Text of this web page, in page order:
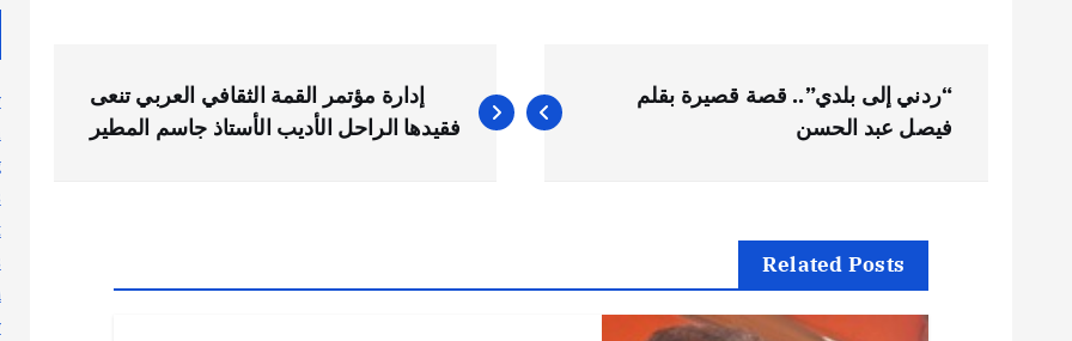
ص
“ردني إلى بلدي”.. قصة قصيرة بقلم
فيصل عبد الحسن
إدارة مؤتمر القمة الثقافي العربي تنعى
فقيدها الراحل الأديب الأستاذ جاسم المطير
Related Posts